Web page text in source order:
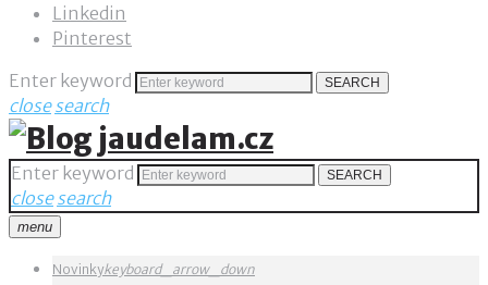
Linkedin
Pinterest
Enter keyword
SEARCH
close search
Enter keyword SEARCH
close search
menu
Novinkykeyboard_arrow_down